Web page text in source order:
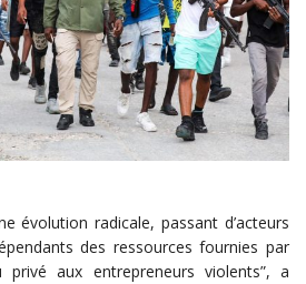
évolution radicale, passant d’acteurs
des ressources fournies par
aux entrepreneurs violents”, a